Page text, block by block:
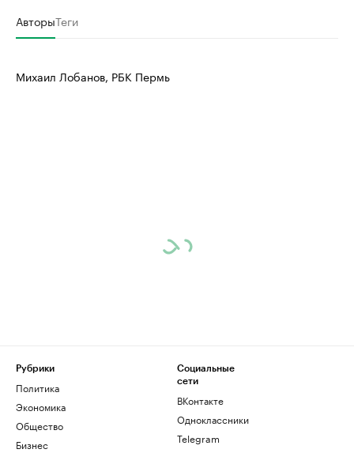
АвторыТеги
Михаил Лобанов, РБК Пермь
Рубрики
Политика
Экономика
Общество
Бизнес
Социальные
сети
ВКонтакте
Одноклассники
Telegram